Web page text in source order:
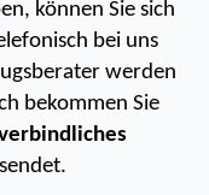
können Sie sich
bei uns
werden
bekommen Sie